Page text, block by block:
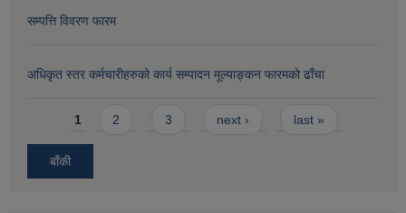
सम्पत्ति विवरण फारम
अधिकृत स्तर कर्मचारीहरुको कार्य सम्पादन मूल्याङ्कन फारमको ढाँचा
Pages
1 2 3 next › last »
बाँकी